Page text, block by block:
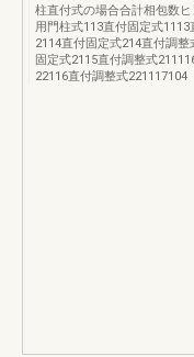
柱直付式の場合合計相包数
用門柱式113直付固定式
2114直付固定式214直付調
固定式2115直付調整式
22116直付調整式221117104